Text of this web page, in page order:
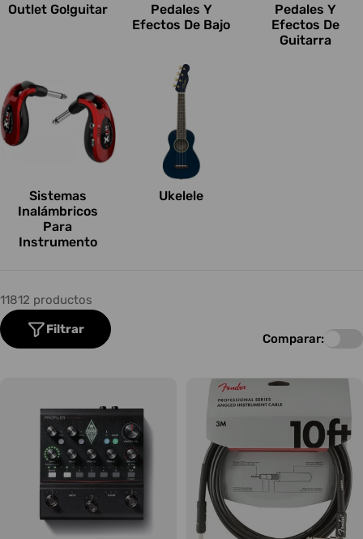
Outlet Go!guitar
Pedales Y
Efectos De Bajo
Pedales Y
Efectos De
Guitarra
Sistemas
Inalámbricos
Para
Instrumento
Ukelele
11812 productos
Filtrar
Comparar: